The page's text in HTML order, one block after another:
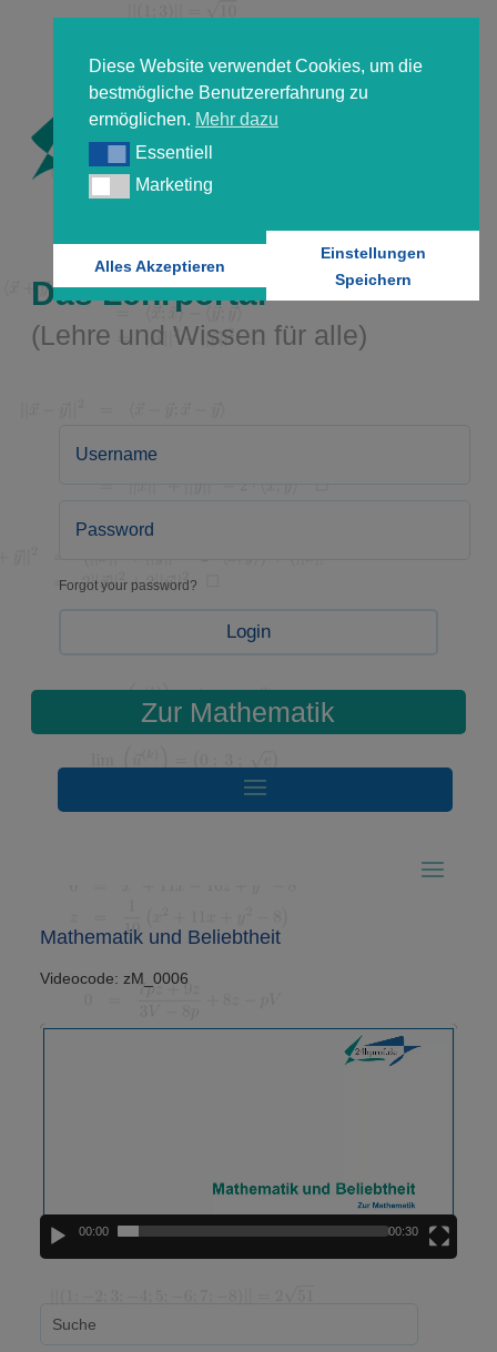
Diese Website verwendet Cookies, um die
bestmögliche Benutzererfahrung zu
ermöglichen. Mehr dazu
EssentiellEssentiell
MarketingMarketing
Alles Akzeptieren
Einstellungen
Speichern
Das Lehrportal
(Lehre und Wissen für alle)
Forgot your password?
Login
Zur Mathematik
Mathematik und Beliebtheit
Videocode: zM_0006
Video-
00:00 00:30